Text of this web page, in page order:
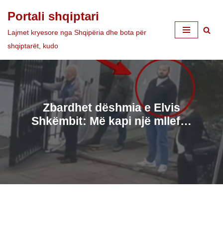
Skip
to
Portali shqiptari
Lajmet kryesore nga Shqipëria dhe bota për
shqiptarët, kudo
Zbardhet dëshmia e Elvis
Shkëmbit: Më kapi një mllef…